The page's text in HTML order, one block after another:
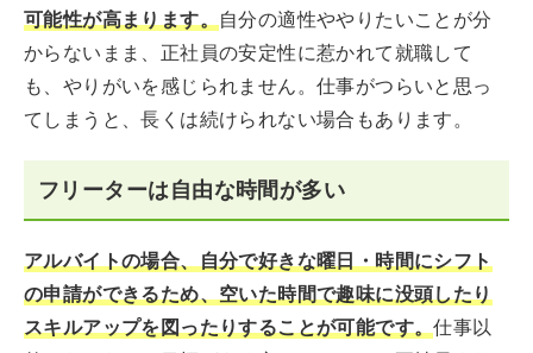
可能性が高まります。自分の適性ややりたいことが分
からないまま、正社員の安定性に惹かれて就職して
も、やりがいを感じられません。仕事がつらいと思っ
てしまうと、長くは続けられない場合もあります。
フリーターは自由な時間が多い
アルバイトの場合、自分で好きな曜日・時間にシフト
の申請ができるため、空いた時間で趣味に没頭したり
スキルアップを図ったりすることが可能です。仕事以